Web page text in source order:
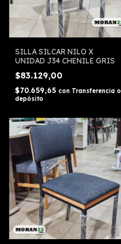
SILLA SILCAR NILO X
UNIDAD J34 CHENILE GRIS
$83.129,00
$70.659,65 con Transferencia o
depósito